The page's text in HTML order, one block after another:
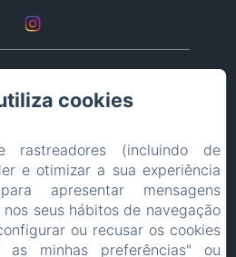
Legais
ES IT DE PT
cookies
rastreadores (incluindo de
e otimizar a sua experiência
apresentar mensagens
seus hábitos de navegação
ou recusar os cookies
minhas preferências" ou